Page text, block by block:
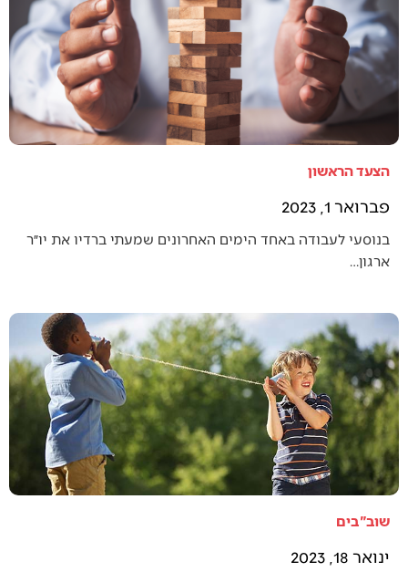
הצעד הראשון
פברואר 1, 2023
בנוסעי לעבודה באחד הימים האחרונים שמעתי ברדיו את יו״ר
ארגון…
שוב"בים
ינואר 18, 2023